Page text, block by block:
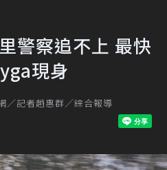
警察追不上 最快
現身
／記者趙惠群／綜合報導